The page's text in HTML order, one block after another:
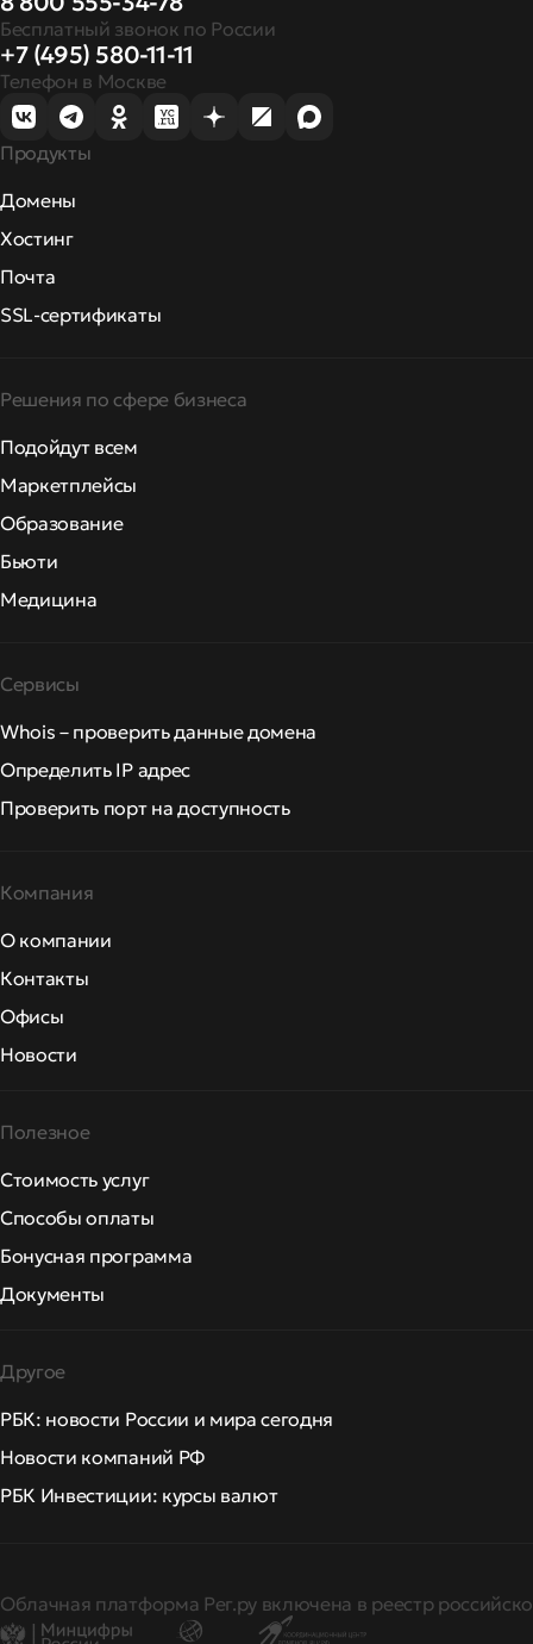
Бесплатный звонок по России
+7 (495) 580-11-11
Телефон в Москве
Продукты
Домены
Хостинг
Почта
SSL-сертификаты
Решения по сфере бизнеса
Подойдут всем
Маркетплейсы
Образование
Бьюти
Медицина
Сервисы
Whois – проверить данные домена
Определить IP адрес
Проверить порт на доступность
Компания
О компании
Контакты
Офисы
Новости
Полезное
Стоимость услуг
Способы оплаты
Бонусная программа
Документы
Другое
РБК: новости России и мира сегодня
Новости компаний РФ
РБК Инвестиции: курсы валют
Облачная платформа Рег.ру включена в реестр